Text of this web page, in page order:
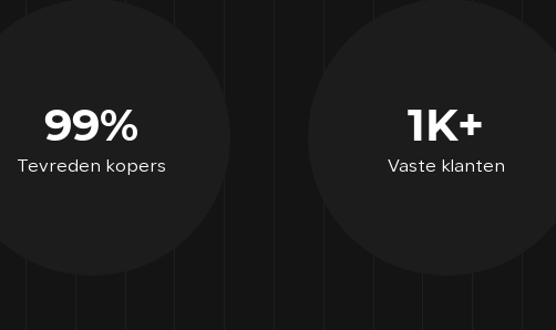
99%
Tevreden kopers
1K+
Vaste klanten